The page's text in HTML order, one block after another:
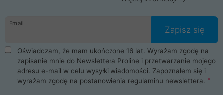
Email
Zapisz się
Oświadczam, że mam ukończone 16 lat. Wyrażam zgodę na
zapisanie mnie do Newslettera Proline i przetwarzanie mojego
adresu e-mail w celu wysyłki wiadomości. Zapoznałem się i
wyrażam zgodę na postanowienia regulaminu newslettera.